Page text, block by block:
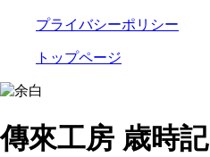
プライバシーポリシー
トップページ
傳來工房 歳時記